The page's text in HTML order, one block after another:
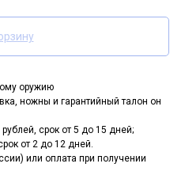
оружию
ножны и гарантийный талон он
срок от 5 до 15 дней;
от 2 до 12 дней.
или оплата при получении